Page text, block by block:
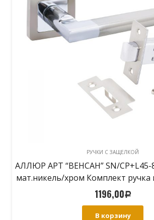
РУЧКИ С ЗАЩЕЛКОЙ
АЛЛЮР АРТ “ВЕНСАН” SN/CP+L45-
мат.никель/хром Комплект ручка
1196,00Р
В корзину